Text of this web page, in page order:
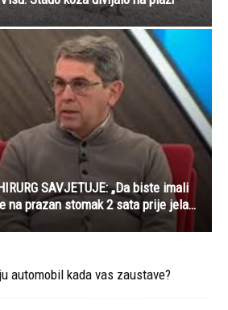
SAVJETUJE: „Da biste imali
na prazan stomak 2 sata prije jela…
automobil kada vas zaustave?